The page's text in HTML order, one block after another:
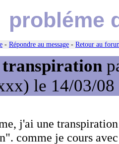
probléme
- Répondre au message - Retour au
transpiration
le 14/03/08
j'ai une
comme je cours